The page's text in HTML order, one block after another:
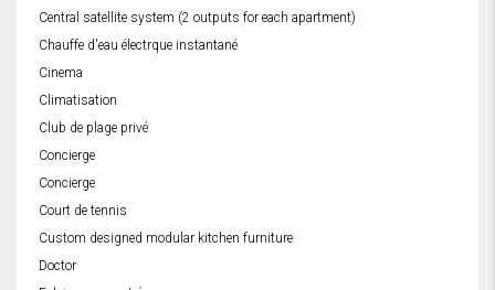
Central satellite system (2 outputs for each apartment)
Chauffe d'eau électrque instantané
Cinema
Climatisation
Club de plage privé
Concierge
Concierge
Court de tennis
Custom designed modular kitchen furniture
Doctor